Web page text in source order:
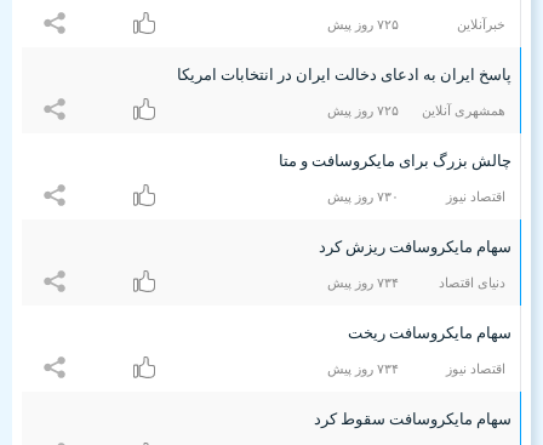
خبرآنلاین ۷۲۵ روز پیش
پاسخ ایران به ادعای دخالت ایران در انتخابات امریکا
همشهری آنلاین ۷۲۵ روز پیش
چالش بزرگ برای مایکروسافت و متا
اقتصاد نیوز ۷٣۰ روز پیش
سهام مایکروسافت ریزش کرد
دنیای اقتصاد ۷٣۴ روز پیش
سهام مایکروسافت ریخت
اقتصاد نیوز ۷٣۴ روز پیش
سهام مایکروسافت سقوط کرد